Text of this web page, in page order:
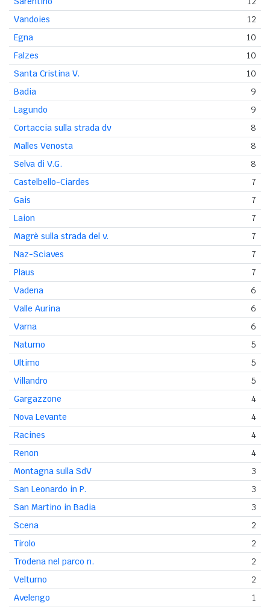
Vandoies
12
Egna
10
Falzes
10
Santa Cristina V.
10
Badia
9
Lagundo
9
Cortaccia sulla strada dv
8
Malles Venosta
8
Selva di V.G.
8
Castelbello-Ciardes
7
Gais
7
Laion
7
Magrè sulla strada del v.
7
Naz-Sciaves
7
Plaus
7
Vadena
6
Valle Aurina
6
Varna
6
Naturno
5
Ultimo
5
Villandro
5
Gargazzone
4
Nova Levante
4
Racines
4
Renon
4
Montagna sulla SdV
3
San Leonardo in P.
3
San Martino in Badia
3
Scena
2
Tirolo
2
Trodena nel parco n.
2
Velturno
2
Avelengo
1